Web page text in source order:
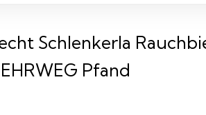
Schlenkerla
Pfand